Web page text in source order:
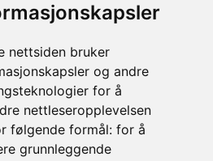
nettsiden bruker
og andre
for å
nettleseropplevelsen
følgende formål: for å
grunnleggende
3